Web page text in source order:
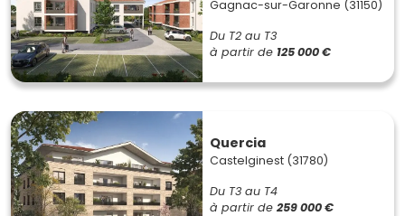
Gagnac-sur-Garonne (31150)
Du T2 au T3
à partir de 125 000 €
Quercia
Castelginest (31780)
Du T3 au T4
à partir de 259 000 €